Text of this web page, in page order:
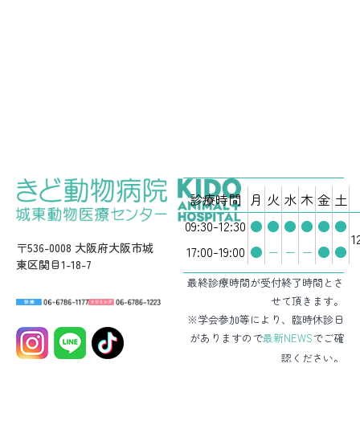
〒536-0008 大阪府大阪市城
東区関目1-18-7
診療時間 月 火 水 木 金 土
09:30-12:30 ● ● ● ● ● ●
17:00-19:00 ● − − − ● ●
最終診療時間が受付終了時間とさ
せて頂きます。
※学会参加等により、臨時休診日
がありますので最新NEWSでご確
認ください。